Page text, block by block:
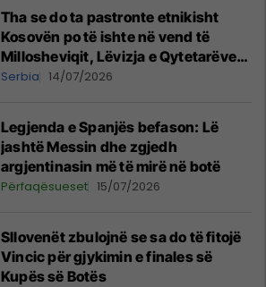
Tha se do ta pastronte etnikisht
Kosovën po të ishte në vend të
Millosheviqit, Lëvizja e Qytetarëve
të Lirë në Serbi kërkon shkarkimin e
Serbia 14/07/2026
Legjenda e Spanjës befason: Lë
jashtë Messin dhe zgjedh
argjentinasin më të mirë në botë
Përfaqësueset 15/07/2026
Sllovenët zbulojnë se sa do të fitojë
Vincic për gjykimin e finales së
Kupës së Botës